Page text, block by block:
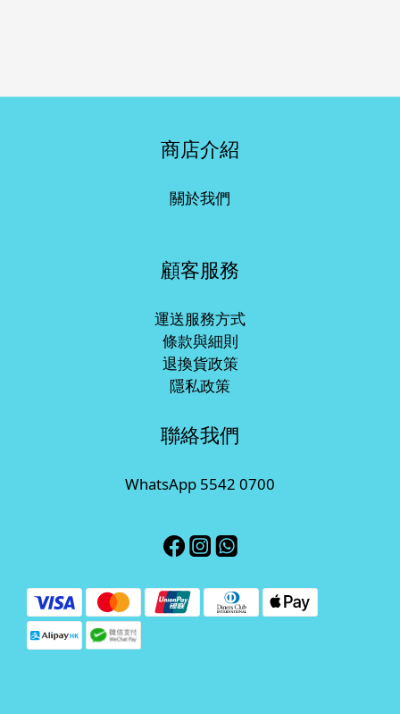
商店介紹
關於我們
顧客服務
運送服務方式
條款與細則
退換貨政策
隱私政策
聯絡我們
WhatsApp 5542 0700